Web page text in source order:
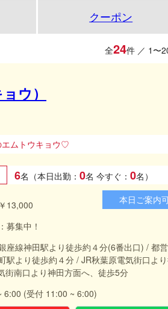
クーポン
全24件 ／ 1〜
ウ）
♡
6名（本日出勤： 0名 今すぐ： 0名）
13,000
募集中！
座線神田駅より徒歩約４分(6番出口) / 都
駅より徒歩約４分 / JR秋葉原電気街口よ
街南口より神田方面へ、徒歩5分
6:00 (受付 11:00 ~ 6:00)
本日ご案内